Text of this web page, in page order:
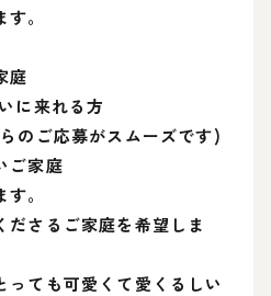
。
庭
に来れる方
のご応募がスムーズです)
ご家庭
。
ださるご家庭を希望しま
ても可愛くて愛くるしい